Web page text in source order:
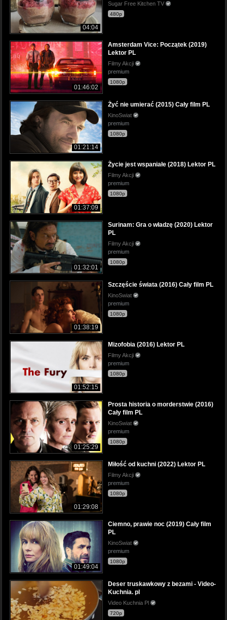
04:04
Sugar Free Kitchen TV
480p
01:46:02
Amsterdam Vice: Początek (2019)
Lektor PL
Filmy Akcji
premium
1080p
01:21:14
Żyć nie umierać (2015) Cały film PL
KinoSwiat
premium
1080p
01:37:09
Życie jest wspaniałe (2018) Lektor PL
Filmy Akcji
premium
1080p
01:32:01
Surinam: Gra o władzę (2020) Lektor
PL
Filmy Akcji
premium
1080p
01:38:19
Szczęście świata (2016) Cały film PL
KinoSwiat
premium
1080p
01:52:15
Mizofobia (2016) Lektor PL
Filmy Akcji
premium
1080p
01:25:29
Prosta historia o morderstwie (2016)
Cały film PL
KinoSwiat
premium
1080p
01:29:08
Miłość od kuchni (2022) Lektor PL
Filmy Akcji
premium
1080p
01:49:04
Ciemno, prawie noc (2019) Cały film
PL
KinoSwiat
premium
1080p
Deser truskawkowy z bezami - Video-
Kuchnia. pl
Video Kuchnia Pl
720p